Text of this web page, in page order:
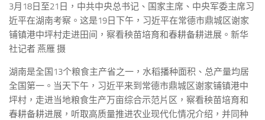
3月18日至21日，中共中央总书记、国家主席、中央军委主席习
近平在湖南考察。这是19日下午，习近平在常德市鼎城区谢家
铺镇港中坪村走进田间，察看秧苗培育和春耕备耕进展。新华
社记者 燕雁 摄
湖南是全国13个粮食主产省之一，水稻播种面积、总产量均居
全国第一。当天下午，习近平来到常德市鼎城区谢家铺镇港中
坪村，走进当地粮食生产万亩综合示范片区，察看秧苗培育和
春耕备耕进展，听取高质量推进农业现代化情况介绍，并同种